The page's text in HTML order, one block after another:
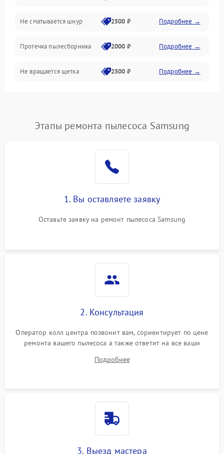
Не сматывается шнур 2500 ₽ Подробнее →
Протечка пылесборника 2000 ₽ Подробнее →
Не вращается щетка 2500 ₽ Подробнее →
Поломка контейнера для
пыли
1500 ₽ Подробнее →
Этапы ремонта пылесоса Samsung
1. Вы оставляете заявку
Оставьте заявку на ремонт пылесоса Samsung
2. Консультация
Оператор колл центра позвонит вам, сориентирует по цене
ремонта вашего пылесоса а также ответит на все ваши
Подробнее
3. Выезд мастера